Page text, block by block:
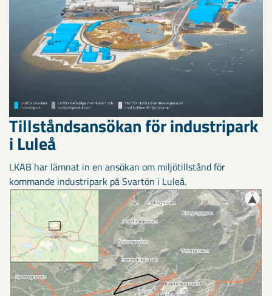
Tillståndsansökan för industripark
i Luleå
LKAB har lämnat in en ansökan om miljötillstånd för
kommande industripark på Svartön i Luleå.